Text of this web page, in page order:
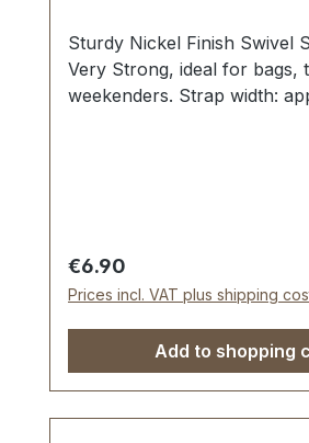
Sturdy Nickel Finish Swivel
Very Strong, ideal for bags,
weekenders. Strap width: approx. 40 mm,
Regular price:
€6.90
Prices incl. VAT plus shipping
Add to shopping